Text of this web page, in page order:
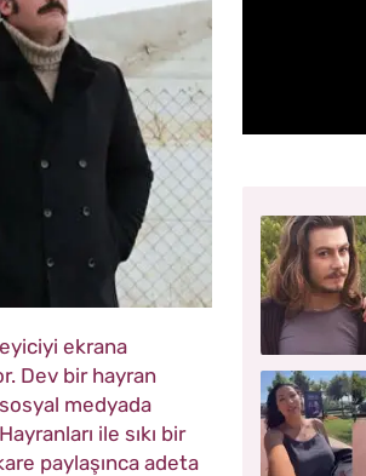
ekrana
Dev bir hayran
medyada
ile sıkı bir
paylaşınca adeta